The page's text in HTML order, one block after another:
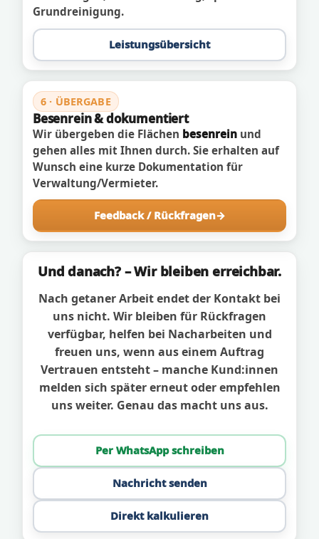
Grundreinigung.
Leistungsübersicht
6 · ÜBERGABE
Besenrein & dokumentiert
Wir übergeben die Flächen besenrein und
gehen alles mit Ihnen durch. Sie erhalten auf
Wunsch eine kurze Dokumentation für
Verwaltung/Vermieter.
Feedback / Rückfragen
Und danach? – Wir bleiben erreichbar.
Nach getaner Arbeit endet der Kontakt bei
uns nicht. Wir bleiben für Rückfragen
verfügbar, helfen bei Nacharbeiten und
freuen uns, wenn aus einem Auftrag
Vertrauen entsteht – manche Kund:innen
melden sich später erneut oder empfehlen
uns weiter. Genau das macht uns aus.
Per WhatsApp schreiben
Nachricht senden
Direkt kalkulieren